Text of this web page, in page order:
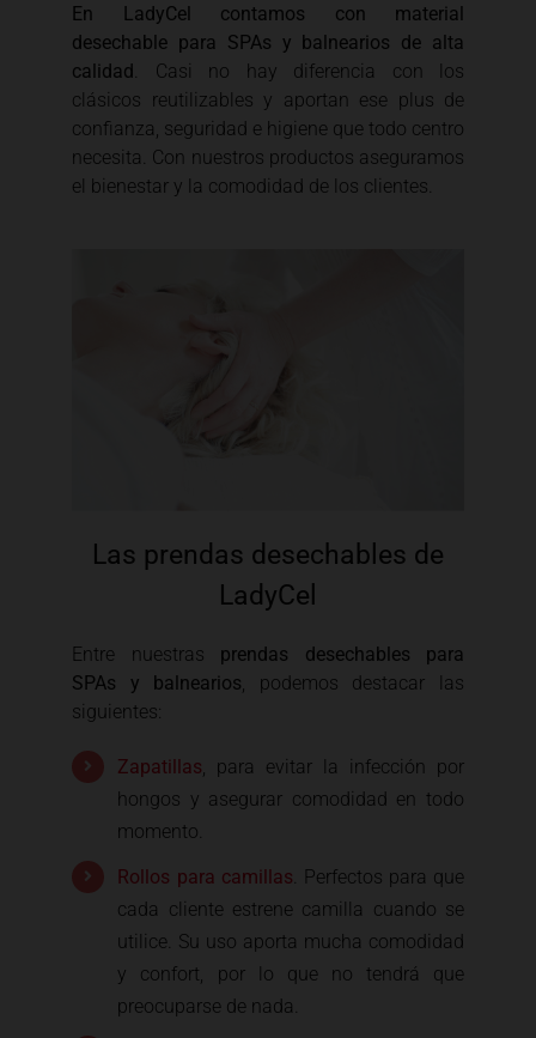
En LadyCel contamos con material
desechable para SPAs y balnearios de alta
calidad. Casi no hay diferencia con los
clásicos reutilizables y aportan ese plus de
confianza, seguridad e higiene que todo centro
necesita. Con nuestros productos aseguramos
el bienestar y la comodidad de los clientes.
Las prendas desechables de
LadyCel
Entre nuestras prendas desechables para
SPAs y balnearios , podemos destacar las
siguientes:
Zapatillas , para evitar la infección por
hongos y asegurar comodidad en todo
momento.
Rollos para camillas . Perfectos para que
cada cliente estrene camilla cuando se
utilice. Su uso aporta mucha comodidad
y confort, por lo que no tendrá que
preocuparse de nada.